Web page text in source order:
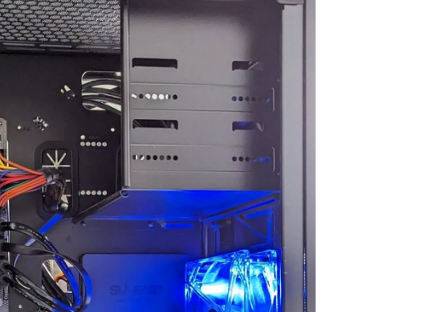
ゲームが快適にプレイした
いけど機械には詳しくない
ので本人に聞いてみよう！
ということでAIにゲームの
種類と予算を伝えたらオス
スメされたこちらで買いま
最初にサイトを見た時はシ
ンプル過ぎてリンクが間違
っているのかと思ってしま
いましたが、種類はそこそ
こありパーツも分かりやす
く写真と説明があって選び
やすいです。目移りしない
ので買うつもりのないもの
まで買ってしまう現象もお
きません。組立履歴から実
続きを読む
ねこです
2 か月 前
去年の12月初旬に購入。
価な構成のPC購入ですが当
方、初めてのゲーミングPC
でした。
HP内がとてもシンプルな作
りになっているので若干の
怪しさを感じてしまいまし
たが…笑
他の方の丁寧で評価の高い
レビューなども購入のきっ
かけの一つになりました。
製品に関しても購入して４
ヶ月弱経ちますが不具合や
故障は一切なく快適に動
作、使用できています！
続きを読む